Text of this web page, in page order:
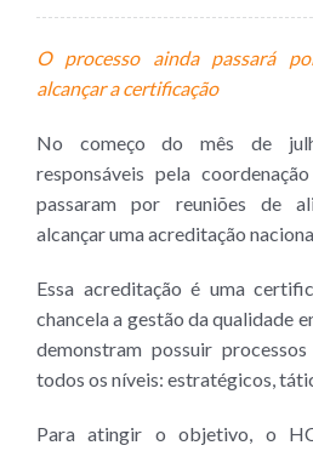
O processo ainda passará
alcançar a certificação
No começo do mês de
responsáveis pela
passaram por reuniões de
alcançar uma acreditação
Essa acreditação é uma
chancela a gestão da qualidade
demonstram possuir
todos os níveis: estratégicos,
Para atingir o objetivo, o